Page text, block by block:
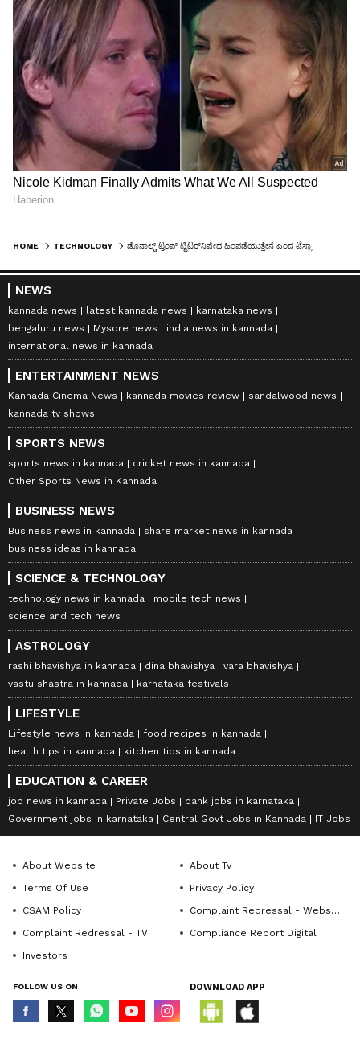
HOME TECHNOLOGY
NEWS
kannada news latest kannada news
karnataka news
bengaluru news
Mysore news
india news in kannada
international news in kannada
ENTERTAINMENT NEWS
Kannada Cinema News kannada movies review
sandalwood news
kannada tv shows
SPORTS NEWS
sports news in kannada
cricket news in kannada
Other Sports News in Kannada
BUSINESS NEWS
Business news in kannada
share market news in kannada
business ideas in kannada
SCIENCE & TECHNOLOGY
technology news in kannada
mobile tech news
science and tech news
ASTROLOGY
rashi bhavishya in kannada dina bhavishya
vara bhavishya
vastu shastra in kannada
karnataka festivals
LIFESTYLE
Lifestyle news in kannada
food recipes in kannada
health tips in kannada
kitchen tips in kannada
EDUCATION & CAREER
job news in kannada Private Jobs
bank jobs in karnataka
Government jobs in karnataka
Central Govt Jobs in Kannada IT Jobs
About Website
About Tv
Terms Of Use
Privacy Policy
CSAM Policy
Complaint Redressal - Website
Complaint Redressal - TV
Compliance Report Digital
Investors
FOLLOW US ON DOWNLOAD APP